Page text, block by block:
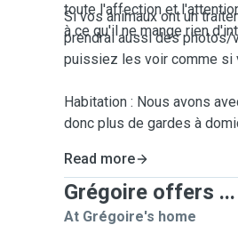
toute l'affection et
à ce qu'il ne mange rien
Si vos animaux ont un
prendrai aussi des
puissiez les voir comme si
Habitation : Nous avons
donc plus de gardes à
Read more
Grégoire offers ...
At Grégoire's home